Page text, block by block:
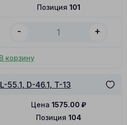
Позиция 101
- +
В корзину
55.1, D-46.1, T-13
Позиция 104
Цена 1575.00 ₽